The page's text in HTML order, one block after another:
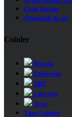
Coin Yorum
Otomatik Al sat
Coinler
Bitcoin
Ethereum
XRP
Litecoin
Tron
Tüm Coinler